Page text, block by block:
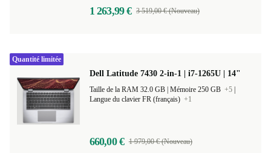
1 263,99 € 3 519,00 € (Nouveau)
Dell Latitude 7430 2-in-1 | i7-1265U | 14"
Mémoire 250 GB +5
Langue du clavier FR (français) +1
660,00 € 1 979,00 € (Nouveau)
Quantité limitée